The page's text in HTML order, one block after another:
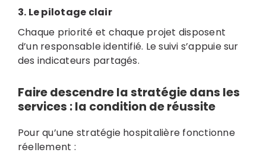
3. Le pilotage clair
Chaque priorité et chaque projet disposent
d’un responsable identifié. Le suivi s’appuie sur
des indicateurs partagés.
Faire descendre la stratégie dans les
services : la condition de réussite
Pour qu’une stratégie hospitalière fonctionne
réellement :